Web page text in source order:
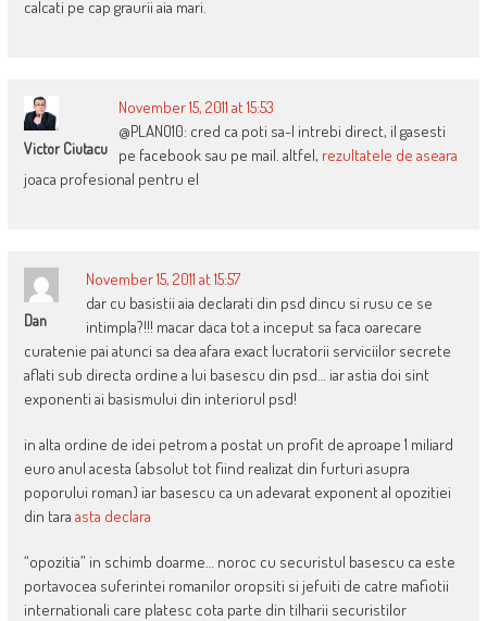
calcati pe cap graurii aia mari.
Victor Ciutacu
November 15, 2011 at 15:53
@PLANO10: cred ca poti sa-l intrebi direct, il gasesti
pe facebook sau pe mail. altfel, rezultatele de aseara
joaca profesional pentru el
Dan
November 15, 2011 at 15:57
dar cu basistii aia declarati din psd dincu si rusu ce se
intimpla?!!! macar daca tot a inceput sa faca oarecare
curatenie pai atunci sa dea afara exact lucratorii serviciilor secrete
aflati sub directa ordine a lui basescu din psd… iar astia doi sint
exponenti ai basismului din interiorul psd!
in alta ordine de idei petrom a postat un profit de aproape 1 miliard
euro anul acesta (absolut tot fiind realizat din furturi asupra
poporului roman) iar basescu ca un adevarat exponent al opozitiei
din tara asta declara
“opozitia” in schimb doarme… noroc cu securistul basescu ca este
portavocea suferintei romanilor oropsiti si jefuiti de catre mafiotii
internationali care platesc cota parte din tilharii securistilor